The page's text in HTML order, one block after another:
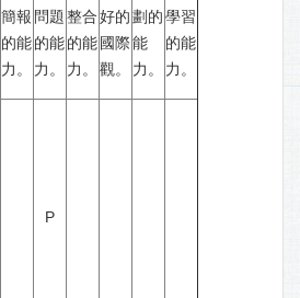
簡報
的能
力。
問題
的能
力。
整合
的能
力。
好的
國際
觀。
劃的
能
力。
學習
的能
力。
P